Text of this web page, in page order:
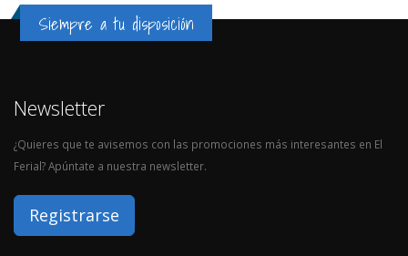
Siempre a tu disposición
Newsletter
¿Quieres que te avisemos con las promociones más interesantes en El
Ferial? Apúntate a nuestra newsletter.
Registrarse